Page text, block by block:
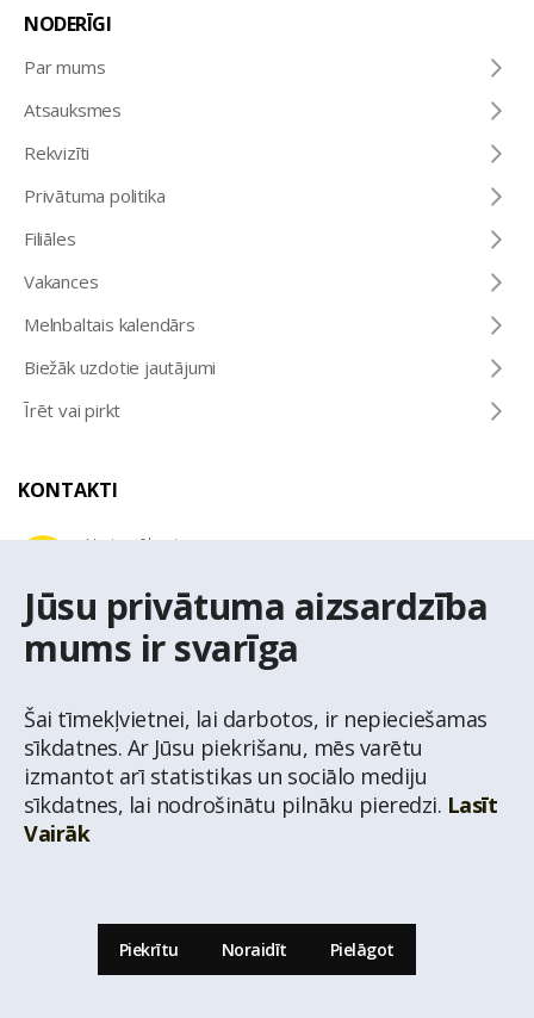
Jūsu privātuma aizsardzība
mums ir svarīga
Šai tīmekļvietnei, lai darbotos, ir nepieciešamas
sīkdatnes. Ar Jūsu piekrišanu, mēs varētu
izmantot arī statistikas un sociālo mediju
sīkdatnes, lai nodrošinātu pilnāku pieredzi. Lasīt
Vairāk
Piekrītu Noraidīt Pielāgot
© Nekustamo īpašumu aģentūra Latio.
NODERĪGI
Par mums
Atsauksmes
Rekvizīti
Privātuma politika
Filiāles
Vakances
Melnbaltais kalendārs
Biežāk uzdotie jautājumi
Īrēt vai pirkt
KONTAKTI
Uzziņu tālrunis
E-pasta adrese
latio@latio.lv